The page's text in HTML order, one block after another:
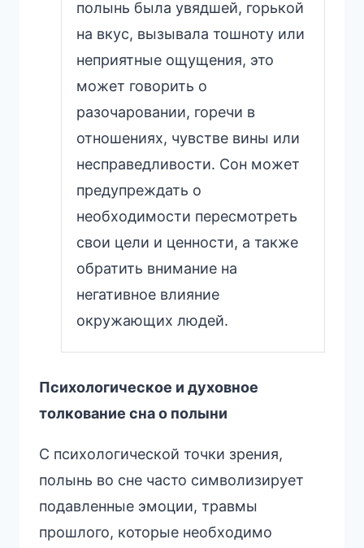
полынь была увядшей, горькой
на вкус, вызывала тошноту или
неприятные ощущения, это
может говорить о
разочаровании, горечи в
отношениях, чувстве вины или
несправедливости. Сон может
предупреждать о
необходимости пересмотреть
свои цели и ценности, а также
обратить внимание на
негативное влияние
окружающих людей.
Психологическое и духовное
толкование сна о полыни
С психологической точки зрения,
полынь во сне часто символизирует
подавленные эмоции, травмы
прошлого, которые необходимо